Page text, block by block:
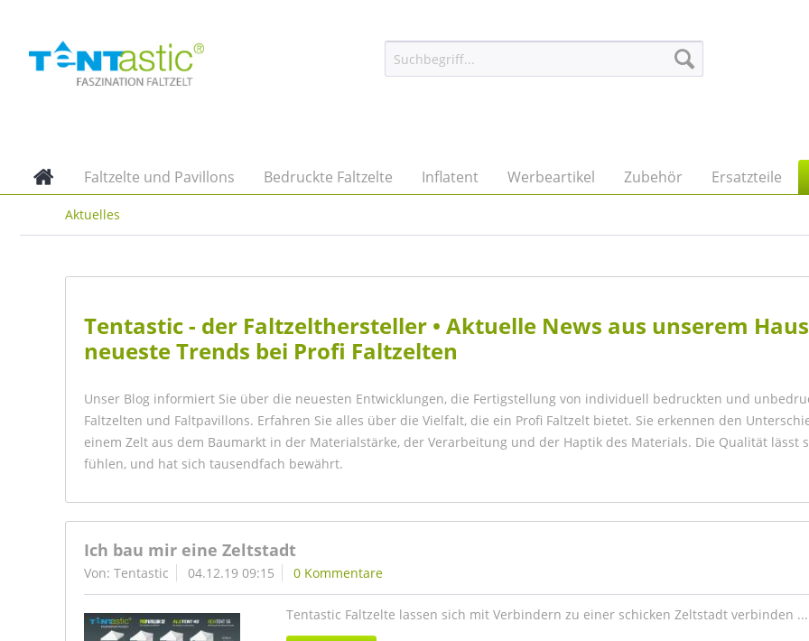
Faltzelte und Pavillons Bedruckte Faltzelte Inflatent Werbeartikel Zubehör Ersatzteile
Aktuelles
Tentastic - der Faltzelthersteller • Aktuelle News aus unserem
neueste Trends bei Profi Faltzelten
Unser Blog informiert Sie über die neuesten Entwicklungen, die Fertigstellung von individuell bedruckten und
Faltzelten und Faltpavillons. Erfahren Sie alles über die Vielfalt, die ein Profi Faltzelt bietet. Sie erkennen den
einem Zelt aus dem Baumarkt in der Materialstärke, der Verarbeitung und der Haptik des Materials. Die Qualität lässt
fühlen, und hat sich tausendfach bewährt.
Ich bau mir eine Zeltstadt
Von: Tentastic 04.12.19 09:15 0 Kommentare
Tentastic Faltzelte lassen sich mit Verbindern zu einer schicken Zeltstadt verbinden ...